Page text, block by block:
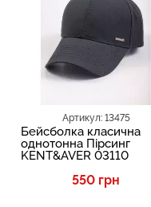
Артикул: 13475
Бейсболка класична
однотонна Пірсинг
KENT&AVER 03110
550 грн